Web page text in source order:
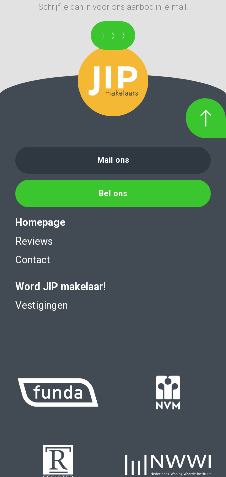
Schrijf je dan in voor ons aanbod in je mail!
Mail ons
Bel ons
Homepage
Reviews
Contact
Word JIP makelaar!
Vestigingen